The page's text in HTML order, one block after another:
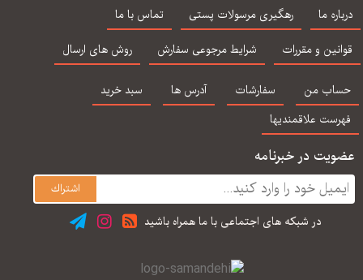
نظری و عملی) - حمزه
گنجی
سانتراک جلد اول
ترجمه مهرداد
فیروزبخت
ما رهگیری مرسولات پستی
تماس با ما
و مقررات
شرایط مرجوعی سفارش روش های ارسال
من سفارشات آدرس ها
سبد خرید
علاقمندیها
در خبرنامه
در شبكه های اجتماعی با ما همراه باشید